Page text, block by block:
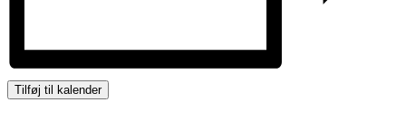
Tilføj til kalender